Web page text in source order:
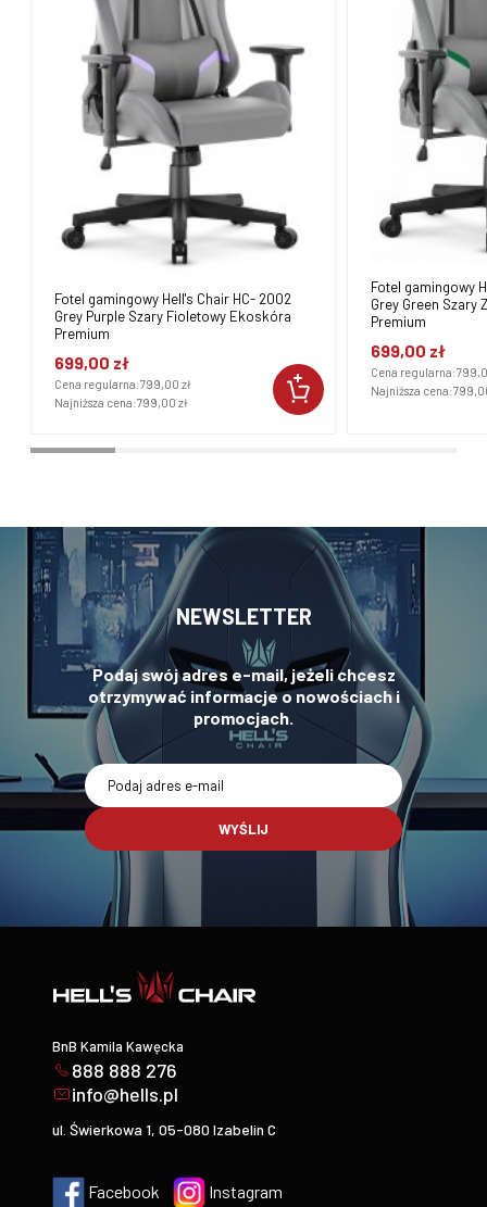
Fotel gamingowy Hell's Chair HC- 2002
Grey Purple Szary Fioletowy Ekoskóra
Premium
699,00 zł
Cena regularna:799,00 zł
Najniższa cena:799,00 zł
Fotel gamingowy
Grey Green Szary
Premium
699,00 zł
Cena regularna:
Najniższa cena:
NEWSLETTER
Podaj swój adres e-mail, jeżeli chcesz
otrzymywać informacje o nowościach i
promocjach.
WYŚLIJ
BnB Kamila Kawęcka
888 888 276
info@hells.pl
ul. Świerkowa 1, 05-080 Izabelin C
Facebook Instagram